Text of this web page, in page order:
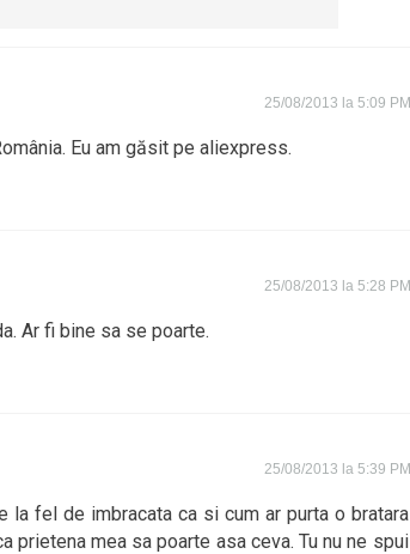
25/08/2013 la 5:09 PM
Eu am găsit pe aliexpress.
25/08/2013 la 5:28 PM
Ar fi bine sa se poarte.
25/08/2013 la 5:39 PM
la fel de imbracata ca si cum ar purta o bratara
prietena mea sa poarte asa ceva. Tu nu ne spui